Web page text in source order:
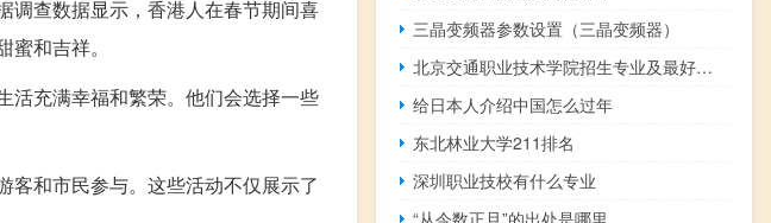
调查数据显示，香港人在春节期间喜
和吉祥。
活充满幸福和繁荣。他们会选择一些
客和市民参与。这些活动不仅展示了
三晶变频器参数设置（三晶变频器）
北京交通职业技术学院招生专业及最好的专业有哪些
给日本人介绍中国怎么过年
东北林业大学211排名
深圳职业技校有什么专业
“从今数正旦”的出处是哪里